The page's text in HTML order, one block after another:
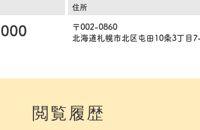
住所
〒002-0860
北海道札幌市北区屯田10条3丁目
閲覧履歴